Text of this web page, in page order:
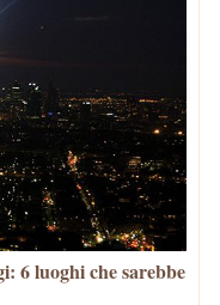
6 luoghi che sarebbe